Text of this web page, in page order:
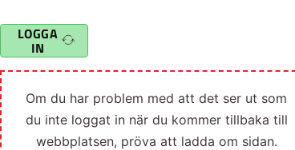
LOGGA
IN
Om du har problem med att det ser ut som
du inte loggat in när du kommer tillbaka till
webbplatsen, pröva att ladda om sidan.